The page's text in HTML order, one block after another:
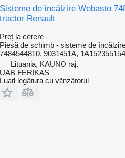
Sisteme de încălzire Webasto
tractor Renault
Preț la cerere
Piesă de schimb - sisteme de încălzire
7484544810, 9031451A,
Lituania, KAUNO raj.
UAB FERIKAS
Luați legătura cu vânzătorul